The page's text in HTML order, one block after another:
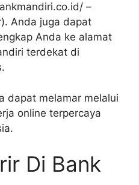
–
Anda juga dapat
Anda ke alamat
terdekat di
dapat melamar melalui
online terpercaya
Di Bank